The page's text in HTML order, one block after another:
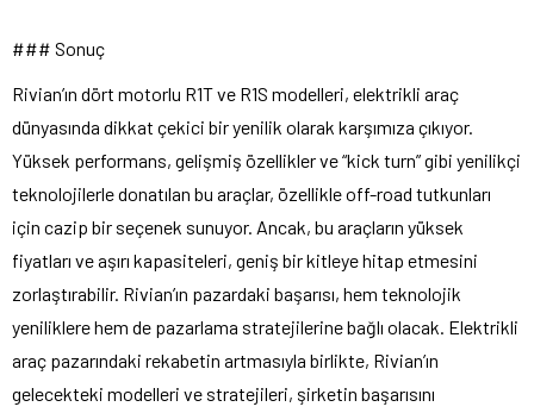
### Sonuç
Rivian’ın dört motorlu R1T ve R1S modelleri, elektrikli araç
dünyasında dikkat çekici bir yenilik olarak karşımıza çıkıyor.
Yüksek performans, gelişmiş özellikler ve “kick turn” gibi yenilikçi
teknolojilerle donatılan bu araçlar, özellikle off-road tutkunları
için cazip bir seçenek sunuyor. Ancak, bu araçların yüksek
fiyatları ve aşırı kapasiteleri, geniş bir kitleye hitap etmesini
zorlaştırabilir. Rivian’ın pazardaki başarısı, hem teknolojik
yeniliklere hem de pazarlama stratejilerine bağlı olacak. Elektrikli
araç pazarındaki rekabetin artmasıyla birlikte, Rivian’ın
gelecekteki modelleri ve stratejileri, şirketin başarısını